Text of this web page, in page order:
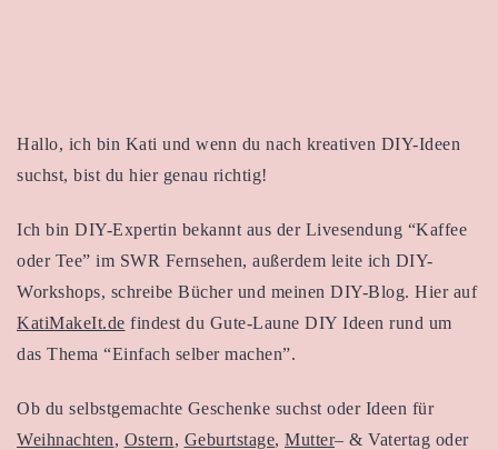
Hallo, ich bin Kati und wenn du nach kreativen DIY-Ideen
suchst, bist du hier genau richtig!
Ich bin DIY-Expertin bekannt aus der Livesendung “Kaffee
oder Tee” im SWR Fernsehen, außerdem leite ich DIY-
Workshops, schreibe Bücher und meinen DIY-Blog. Hier auf
KatiMakeIt.de findest du Gute-Laune DIY Ideen rund um
das Thema “Einfach selber machen”.
Ob du selbstgemachte Geschenke suchst oder Ideen für
Weihnachten, Ostern, Geburtstage, Mutter– & Vatertag oder